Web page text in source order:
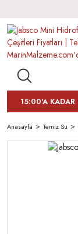
15:00'A KADAR
Anasayfa Temiz Su